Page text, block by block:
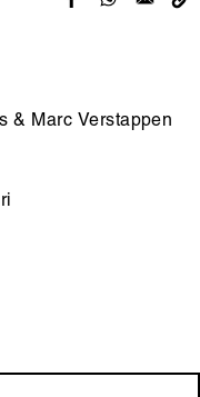
& Marc Verstappen